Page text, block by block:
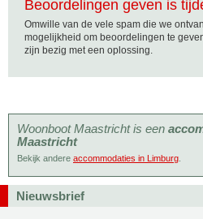
Beoordelingen geven is
Omwille van de vele spam die we
mogelijkheid om beoordelingen te
zijn bezig met een oplossing.
Woonboot Maastricht is een
Maastricht
Bekijk andere accommodaties in Limburg
Nieuwsbrief